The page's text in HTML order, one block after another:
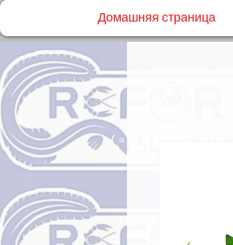
Домашняя страница